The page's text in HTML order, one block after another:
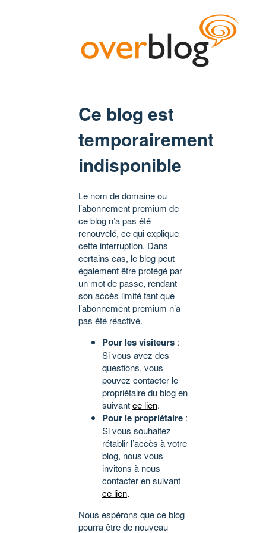
Ce blog est
temporairement
indisponible
Le nom de domaine ou
l’abonnement premium de
ce blog n’a pas été
renouvelé, ce qui explique
cette interruption. Dans
certains cas, le blog peut
également être protégé par
un mot de passe, rendant
son accès limité tant que
l’abonnement premium n’a
pas été réactivé.
Pour les visiteurs :
Si vous avez des
questions, vous
pouvez contacter le
propriétaire du blog en
suivantce lien.
Pour le propriétaire :
Si vous souhaitez
rétablir l’accès à votre
blog, nous vous
invitons à nous
contacter en suivant
ce lien.
Nous espérons que ce blog
pourra être de nouveau